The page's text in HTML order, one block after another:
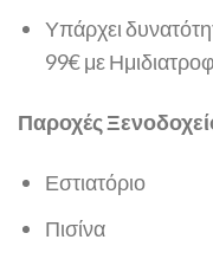
Υπάρχει
99€ με
Παροχές
Εστιατόριο
Πισίνα